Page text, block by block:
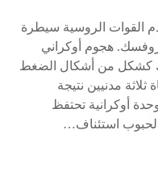
القوات الروسية سيطرة
هجوم أوكراني
كشكل من أشكال الضغط
مدنيين نتيجة
أوكرانية تحتفظ
استئناف…